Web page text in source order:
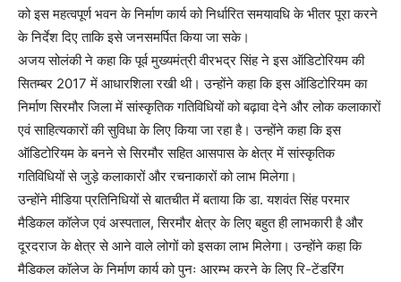
को इस महत्वपूर्ण भवन के निर्माण कार्य को निर्धारित समयावधि के भीतर पूरा करने
के निर्देश दिए ताकि इसे जनसमर्पित किया जा सके।
अजय सोलंकी ने कहा कि पूर्व मुख्यमंत्री वीरभद्र सिंह ने इस ऑडिटोरियम की
सितम्बर 2017 में आधारशिला रखी थी। उन्होंने कहा कि इस ऑडिटोरियम का
निर्माण सिरमौर जिला में सांस्कृतिक गतिविधियों को बढ़ावा देने और लोक कलाकारों
एवं साहित्यकारों की सुविधा के लिए किया जा रहा है। उन्होंने कहा कि इस
ऑडिटोरियम के बनने से सिरमौर सहित आसपास के क्षेत्र में सांस्कृतिक
गतिविधियों से जुड़े कलाकारों और रचनाकारों को लाभ मिलेगा।
उन्होंने मीडिया प्रतिनिधियों से बातचीत में बताया कि डा. यशवंत सिंह परमार
मैडिकल कॉलेज एवं अस्पताल, सिरमौर क्षेत्र के लिए बहुत ही लाभकारी है और
दूरदराज के क्षेत्र से आने वाले लोगों को इसका लाभ मिलेगा। उन्होंने कहा कि
मैडिकल कॉलेज के निर्माण कार्य को पुनः आरम्भ करने के लिए रि-टेंडरिंग